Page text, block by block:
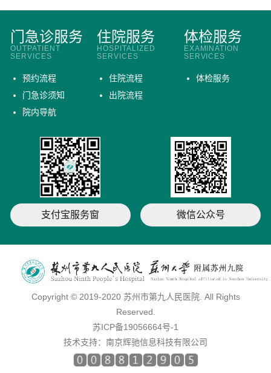
门急诊服务
OUTPATIENT
SERVICES
预约流程
门急诊须知
院内导航
住院服务
HOSPITALIZED
SERVICES
住院流程
出院流程
体检服务
EXAMINATION
SERVICES
体检服务
支付宝服务窗 微信公众号
Copyright © 2019-2020 苏州市第九人民医院. All Rights
Reserved.
苏ICP备19056664号-1
技术支持： 南京辉驰信息科技有限公司